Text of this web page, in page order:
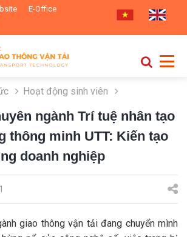
E-Office
Hoạt động sinh viên
ngành Trí tuệ nhân tạo
thông minh UTT: Kiến tạo
doanh nghiệp
giao thông vận tải đang chuyển mình